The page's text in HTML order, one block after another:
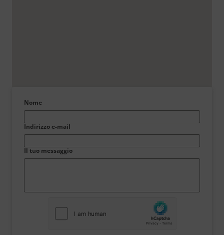
Nome
Indirizzo e-mail
Il tuo messaggio